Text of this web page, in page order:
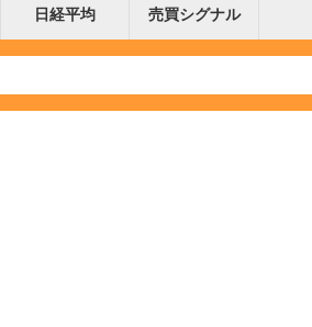
日経平均 売買シグナル